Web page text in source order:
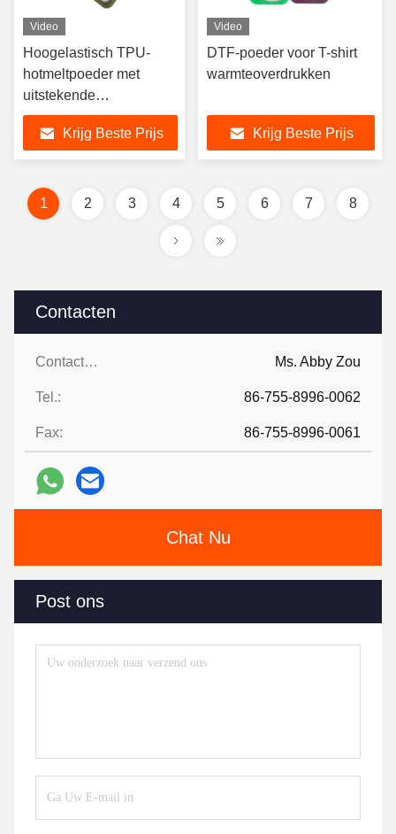
Contacten
Contacten: Ms. Abby Zou
Tel.: 86-755-8996-0062
Fax: 86-755-8996-0061
Chat Nu
Post ons
Video
Hoogelastisch TPU-
hotmeltpoeder met
uitstekende
verwerkbaarheid bij lage
temperaturen en
uitstekende hechting
toepassingen
Krijg Beste Prijs
Video
DTF-poeder voor T-shirt
warmteoverdrukken
Krijg Beste Prijs
1 2 3 4 5 6 7 8